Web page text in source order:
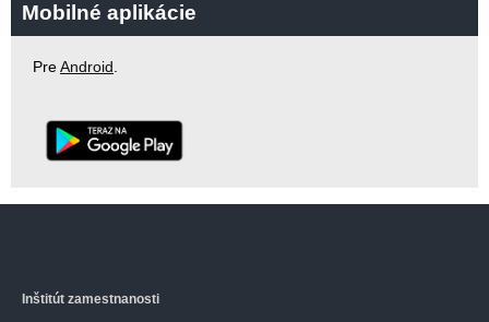
Mobilné aplikácie
PreAndroid.
Inštitút zamestnanosti